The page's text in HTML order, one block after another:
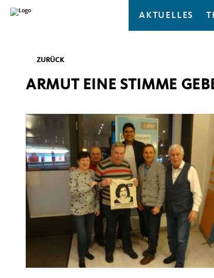
AKTUELLES
ZURÜCK
ARMUT EINE STIMME